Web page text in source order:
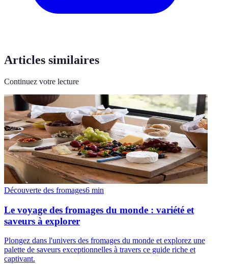
Articles similaires
Continuez votre lecture
Découverte des fromages6 min
Le voyage des fromages du monde : variété et
saveurs à explorer
Plongez dans l'univers des fromages du monde et explorez une
palette de saveurs exceptionnelles à travers ce guide riche et
captivant.